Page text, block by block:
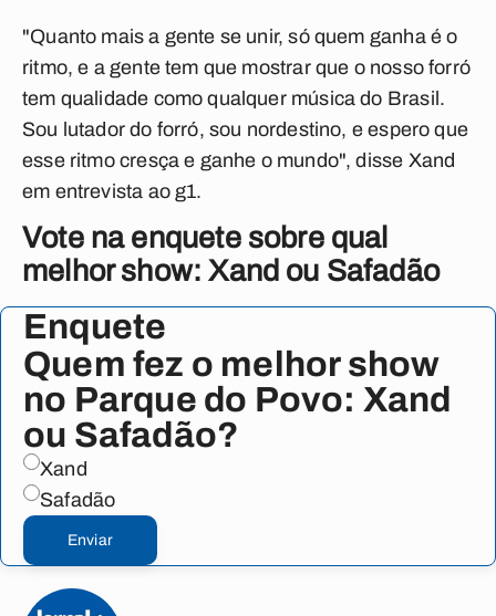
"Quanto mais a gente se unir, só quem ganha é o
ritmo, e a gente tem que mostrar que o nosso forró
tem qualidade como qualquer música do Brasil.
Sou lutador do forró, sou nordestino, e espero que
esse ritmo cresça e ganhe o mundo", disse Xand
em entrevista ao g1.
Vote na enquete sobre qual
melhor show: Xand ou Safadão
Enquete
Quem fez o melhor show
no Parque do Povo: Xand
ou Safadão?
Xand
Safadão
Enviar